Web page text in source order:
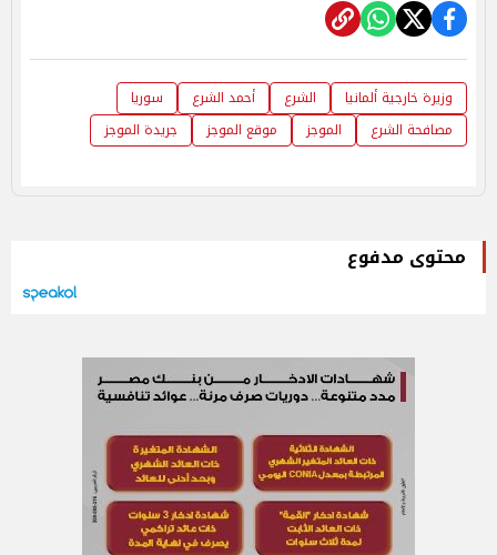
وزيرة خارجية ألمانيا الشرع أحمد الشرع
سوريا
مصافحة الشرع
الموجز موقع الموجز جريدة الموجز
محتوى مدفوع